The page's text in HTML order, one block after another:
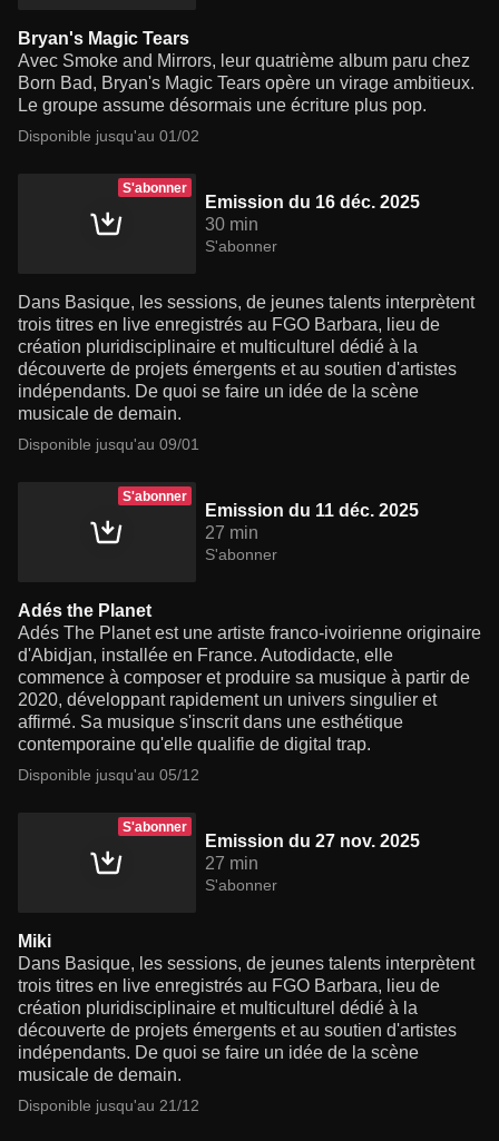
Bryan's Magic Tears
Avec Smoke and Mirrors, leur quatrième album paru chez
Born Bad, Bryan's Magic Tears opère un virage ambitieux.
Le groupe assume désormais une écriture plus pop.
Disponible jusqu'au 01/02
S'abonner
Emission du 16 déc. 2025
30 min
S'abonner
Dans Basique, les sessions, de jeunes talents interprètent
trois titres en live enregistrés au FGO Barbara, lieu de
création pluridisciplinaire et multiculturel dédié à la
découverte de projets émergents et au soutien d'artistes
indépendants. De quoi se faire un idée de la scène
musicale de demain.
Disponible jusqu'au 09/01
S'abonner
Emission du 11 déc. 2025
27 min
S'abonner
Adés the Planet
Adés The Planet est une artiste franco-ivoirienne originaire
d'Abidjan, installée en France. Autodidacte, elle
commence à composer et produire sa musique à partir de
2020, développant rapidement un univers singulier et
affirmé. Sa musique s'inscrit dans une esthétique
contemporaine qu'elle qualifie de digital trap.
Disponible jusqu'au 05/12
S'abonner
Emission du 27 nov. 2025
27 min
S'abonner
Miki
Dans Basique, les sessions, de jeunes talents interprètent
trois titres en live enregistrés au FGO Barbara, lieu de
création pluridisciplinaire et multiculturel dédié à la
découverte de projets émergents et au soutien d'artistes
indépendants. De quoi se faire un idée de la scène
musicale de demain.
Disponible jusqu'au 21/12